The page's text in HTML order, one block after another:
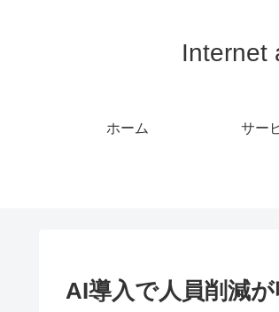
Internet
ホーム サー
AI導入で人員削減